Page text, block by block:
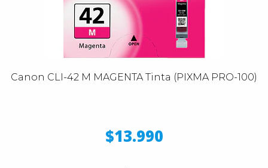
Canon CLI-42 M MAGENTA Tinta (PIXMA PRO-100)
$13.990